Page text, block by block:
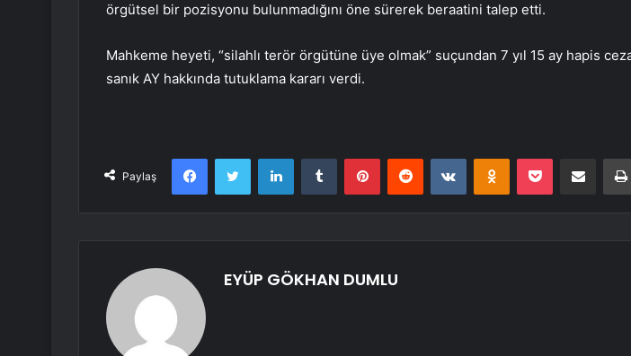
örgütsel bir pozisyonu bulunmadığını öne sürerek beraatini talep etti.
Mahkeme heyeti, “silahlı terör örgütüne üye olmak” suçundan 7 yıl 15 ay hapis
sanık AY hakkında tutuklama kararı verdi.
Paylaş
FacebookTwitter LinkedInTumblr PinterestReddit VKontakteOdnoklassniki
Pocket E-Posta ile paylaş
EYÜP GÖKHAN DUMLU